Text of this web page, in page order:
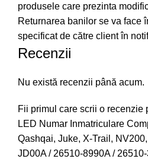
produsele care prezinta
Returnarea banilor se va face
specificat de către client în
Recenzii
Nu există recenzii până acum.
Fii primul care scrii o recenzie
LED Numar Inmatriculare
Qashqai, Juke, X-Trail,
JD00A / 26510-8990A /